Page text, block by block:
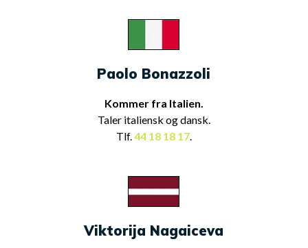
Paolo Bonazzoli
Kommer fra Italien.
Taler italiensk og dansk.
Tlf.44 18 18 17.
Viktorija Nagaiceva